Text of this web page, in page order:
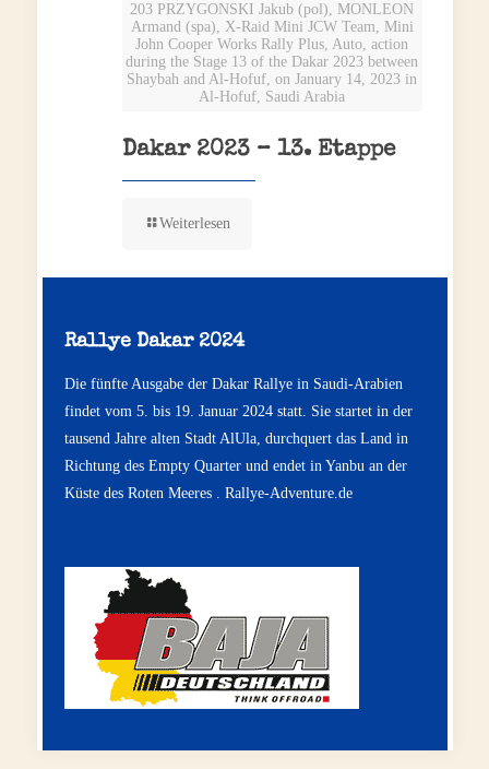
203 PRZYGONSKI Jakub (pol), MONLEON
Armand (spa), X-Raid Mini JCW Team, Mini
John Cooper Works Rally Plus, Auto, action
during the Stage 13 of the Dakar 2023 between
Shaybah and Al-Hofuf, on January 14, 2023 in
Al-Hofuf, Saudi Arabia
Dakar 2023 – 13. Etappe
Weiterlesen
Rallye Dakar 2024
Die fünfte Ausgabe der Dakar Rallye in Saudi-Arabien
findet vom 5. bis 19. Januar 2024 statt. Sie startet in der
tausend Jahre alten Stadt AlUla, durchquert das Land in
Richtung des Empty Quarter und endet in Yanbu an der
Küste des Roten Meeres . Rallye-Adventure.de